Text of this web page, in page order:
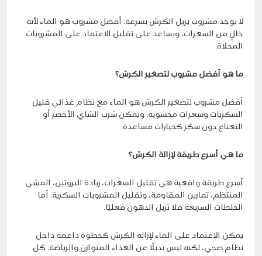
لا يوجد مشروب يزيل الكرش بسرعة. أفضل مشروب هو الماء لأنه
خالٍ من السعرات، ويساعد على تقليل الاعتماد على المشروبات
المحلاة.
ما هو أفضل مشروب لتصغير الكرش؟
أفضل مشروب لتصغير الكرش هو الماء مع نظام غذائي قليل
السكريات وسعرات محسوبة. ويمكن شرب الشاي الأخضر أو
النعناع دون سكر كخيارات مساعدة.
ما هي أسرع طريقة لإزالة الكرش؟
أسرع طريقة واقعية هي تقليل السعرات، زيادة البروتين، المشي
المنتظم، تمارين المقاومة، وتقليل المشروبات السكرية. أما
الخلطات السريعة فلا تزيل الدهون فعليًا.
يمكن الاعتماد على الماء لإزالة الكرش كخطوة داعمة داخل
نظام صحي، لكنه ليس بديلًا عن الغذاء المتوازن والرياضة. كل